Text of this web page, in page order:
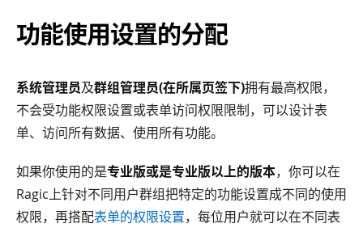
功能使用设置的分配
系统管理员及群组管理员(在所属页签下)拥有最高权限，
不会受功能权限设置或表单访问权限限制，可以设计表
单、访问所有数据、使用所有功能。
如果你使用的是专业版或是专业版以上的版本，你可以在
Ragic上针对不同用户群组把特定的功能设置成不同的使用
权限，再搭配表单的权限设置，每位用户就可以在不同表